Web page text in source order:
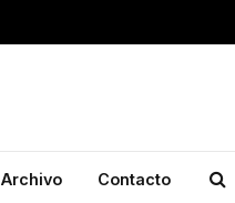
Archivo Contacto